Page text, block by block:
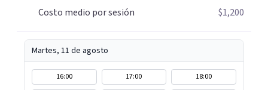
Costo medio por sesión
$1,200
Martes, 11 de agosto
16:00 17:00
18:00